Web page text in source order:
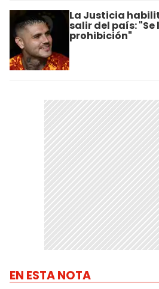
La Justicia
salir del país:
prohibición"
EN ESTA NOTA